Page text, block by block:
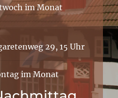
im Monat
29, 15 Uhr
im Monat